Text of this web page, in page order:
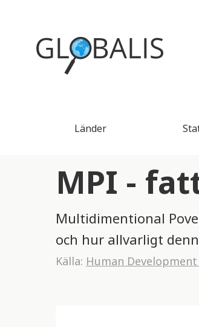
Länder
MPI -
Multidimentional
och hur allvarligt
Källa: Human